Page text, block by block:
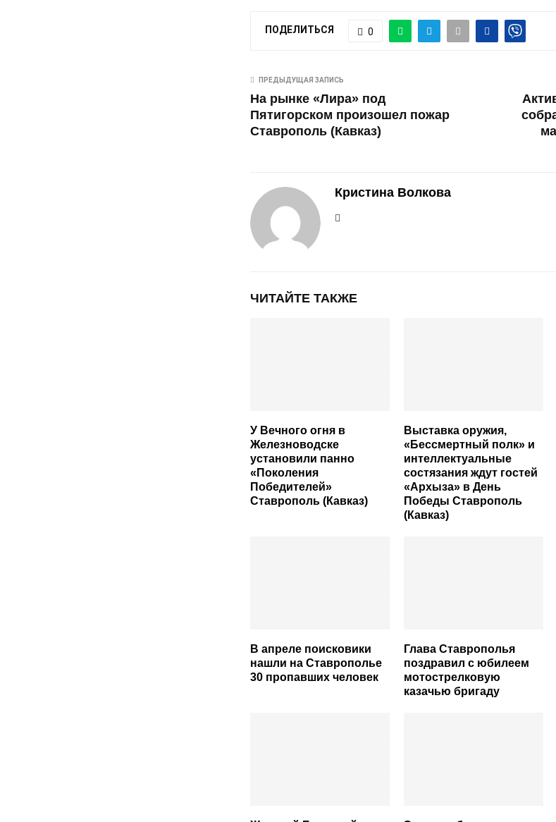
ПОДЕЛИТЬСЯ 0
ПРЕДЫДУЩАЯ ЗАПИСЬ
На рынке «Лира» под
Пятигорском произошел пожар
Ставрополь (Кавказ)
Кристина Волкова
ЧИТАЙТЕ ТАКЖЕ
У Вечного огня в
Железноводске
установили панно
«Поколения
Победителей»
Ставрополь (Кавказ)
Выставка оружия,
«Бессмертный полк» и
интеллектуальные
состязания ждут гостей
«Архыза» в День
Победы Ставрополь
(Кавказ)
В апреле поисковики
нашли на Ставрополье
30 пропавших человек
Глава Ставрополья
поздравил с юбилеем
мотострелковую
казачью бригаду